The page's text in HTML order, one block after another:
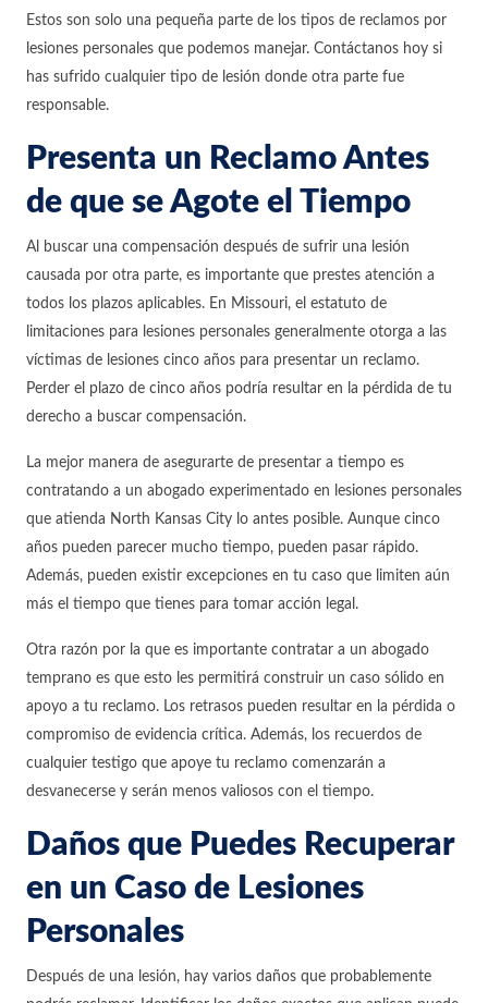
Estos son solo una pequeña parte de los tipos de reclamos por
lesiones personales que podemos manejar. Contáctanos hoy si
has sufrido cualquier tipo de lesión donde otra parte fue
responsable.
Presenta un Reclamo Antes
de que se Agote el Tiempo
Al buscar una compensación después de sufrir una lesión
causada por otra parte, es importante que prestes atención a
todos los plazos aplicables. En Missouri, el estatuto de
limitaciones para lesiones personales generalmente otorga a las
víctimas de lesiones cinco años para presentar un reclamo.
Perder el plazo de cinco años podría resultar en la pérdida de tu
derecho a buscar compensación.
La mejor manera de asegurarte de presentar a tiempo es
contratando a un abogado experimentado en lesiones personales
que atienda North Kansas City lo antes posible. Aunque cinco
años pueden parecer mucho tiempo, pueden pasar rápido.
Además, pueden existir excepciones en tu caso que limiten aún
más el tiempo que tienes para tomar acción legal.
Otra razón por la que es importante contratar a un abogado
temprano es que esto les permitirá construir un caso sólido en
apoyo a tu reclamo. Los retrasos pueden resultar en la pérdida o
compromiso de evidencia crítica. Además, los recuerdos de
cualquier testigo que apoye tu reclamo comenzarán a
desvanecerse y serán menos valiosos con el tiempo.
Daños que Puedes Recuperar
en un Caso de Lesiones
Personales
Después de una lesión, hay varios daños que probablemente